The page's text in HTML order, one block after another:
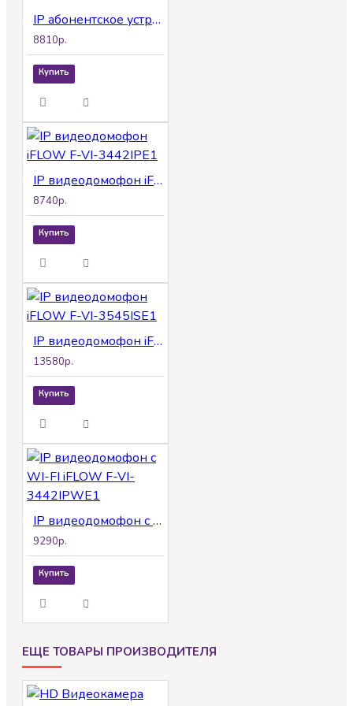
IP абонентское устройство SP-03 WHITE
8810р.
Купить
IP видеодомофон iFLOW F-VI-3442IPE1
8740р.
Купить
IP видеодомофон iFLOW F-VI-3545ISE1
13580р.
Купить
IP видеодомофон с WI-FI iFLOW F-VI-3442IPWE1
9290р.
Купить
ЕЩЕ ТОВАРЫ ПРОИЗВОДИТЕЛЯ